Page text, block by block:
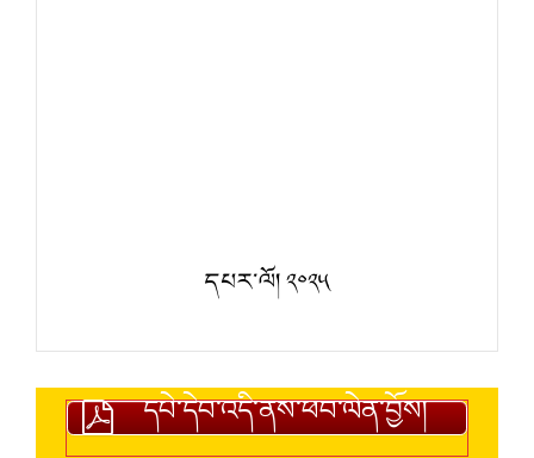
དཔར་ལོ། ༢༠༢༥
དཔེ་དེབ་འདི་ནས་ཕབ་ལེན་བྱོས།